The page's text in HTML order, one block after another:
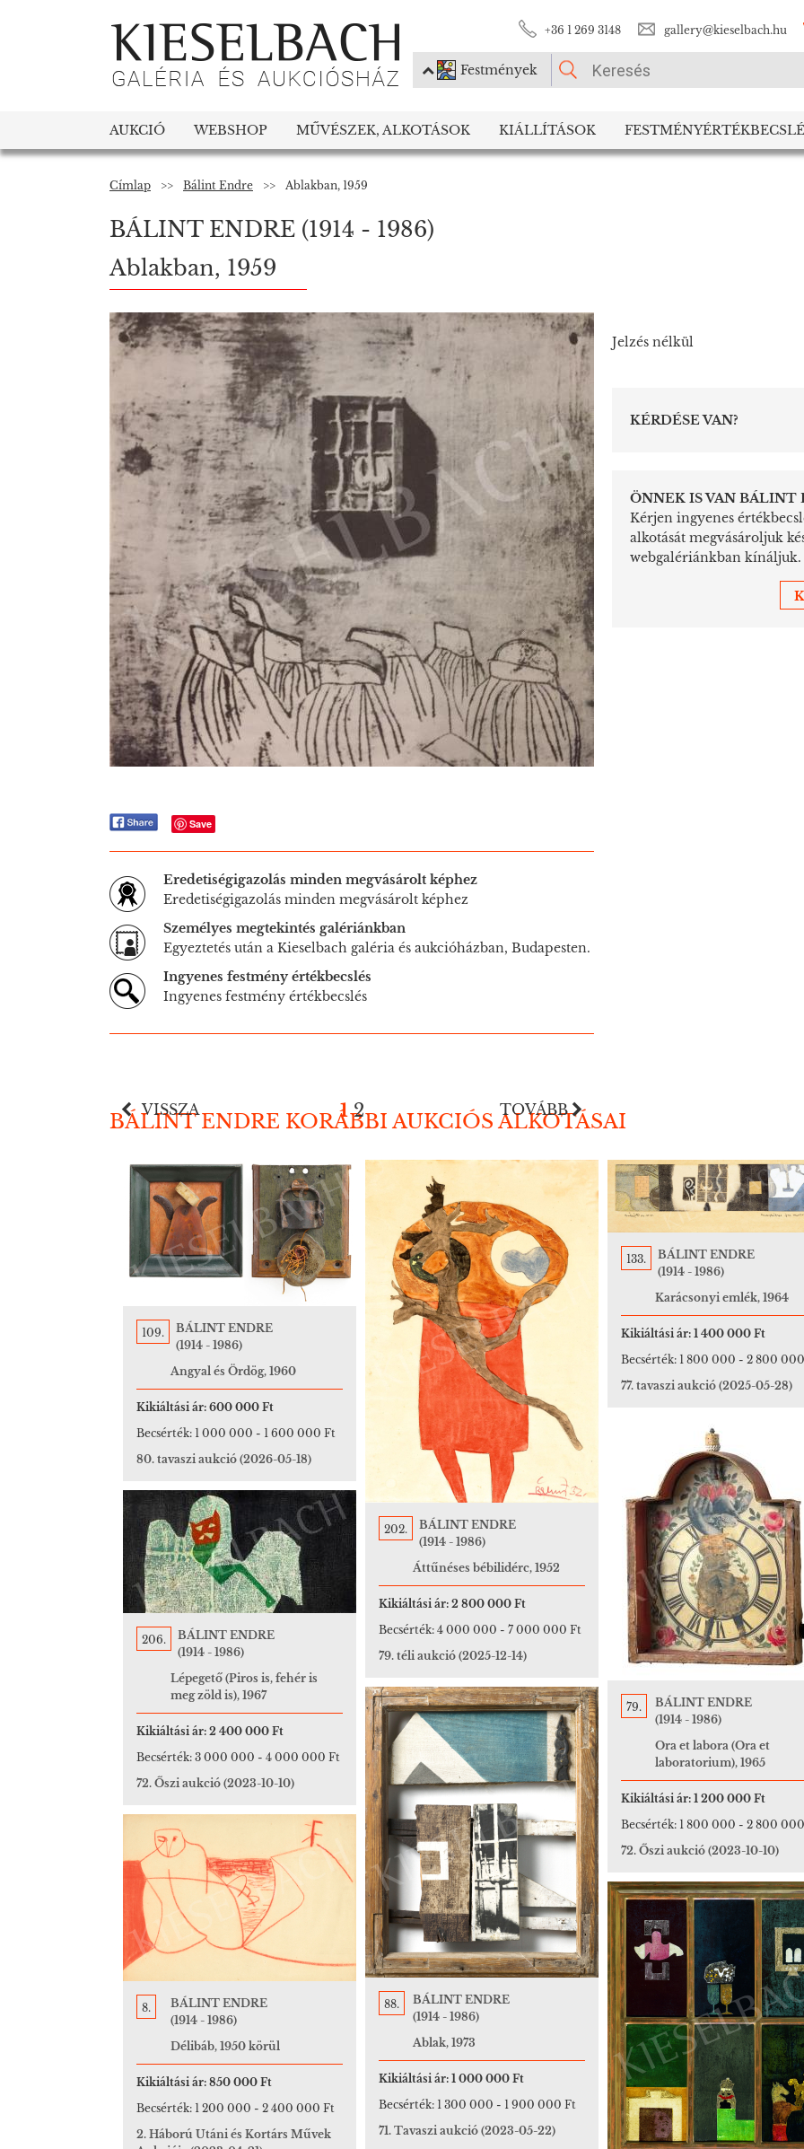
+36 1 269 3148 gallery@kieselbach.hu
Festmények
Festmények
AUKCIÓ WEBSHOP MŰVÉSZEK, ALKOTÁSOK KIÁLLÍTÁSOK
Címlap >> Bálint Endre >> Ablakban, 1959
BÁLINT ENDRE (1914 - 1986)
Ablakban, 1959
Save
Eredetiségigazolás minden megvásárolt képhez
Eredetiségigazolás minden megvásárolt képhez
Személyes megtekintés galériánkban
Egyeztetés után a Kieselbach galéria és aukcióházban, Budapesten.
Ingyenes festmény értékbecslés
Ingyenes festmény értékbecslés
Jelzés nélkül
KÉRDÉSE VAN?
ÖNNEK IS VAN BÁLINT
Kérjen ingyenes
alkotását megvásároljuk
webgalériánkban kínáljuk.
BÁLINT ENDRE KORÁBBI AUKCIÓS ALKOTÁSAI
VISSZA 1 2 TOVÁBB
109.
BÁLINT ENDRE
(1914 - 1986)
Angyal és Ördög, 1960
Kikiáltási ár: 600 000 Ft
Becsérték: 1 000 000 - 1 600 000 Ft
80. tavaszi aukció (2026-05-18)
202.
BÁLINT ENDRE
(1914 - 1986)
Áttűnéses bébilidérc, 1952
Kikiáltási ár: 2 800 000 Ft
Becsérték: 4 000 000 - 7 000 000 Ft
79. téli aukció (2025-12-14)
133.
BÁLINT ENDRE
(1914 - 1986)
Karácsonyi emlék, 1964
Kikiáltási ár: 1 400 000 Ft
Becsérték: 1 800 000 - 2 800
77. tavaszi aukció (2025-05-28)
79.
BÁLINT ENDRE
(1914 - 1986)
Ora et labora (Ora et
laboratorium), 1965
Kikiáltási ár: 1 200 000 Ft
Becsérték: 1 800 000 - 2 800
72. Őszi aukció (2023-10-10)
206.
BÁLINT ENDRE
(1914 - 1986)
Lépegető (Piros is, fehér is
meg zöld is), 1967
Kikiáltási ár: 2 400 000 Ft
Becsérték: 3 000 000 - 4 000 000 Ft
72. Őszi aukció (2023-10-10)
88.
BÁLINT ENDRE
(1914 - 1986)
Ablak, 1973
Kikiáltási ár: 1 000 000 Ft
Becsérték: 1 300 000 - 1 900 000 Ft
71. Tavaszi aukció (2023-05-22)
8.
BÁLINT ENDRE
(1914 - 1986)
Délibáb, 1950 körül
Kikiáltási ár: 850 000 Ft
Becsérték: 1 200 000 - 2 400 000 Ft
2. Háború Utáni és Kortárs Művek